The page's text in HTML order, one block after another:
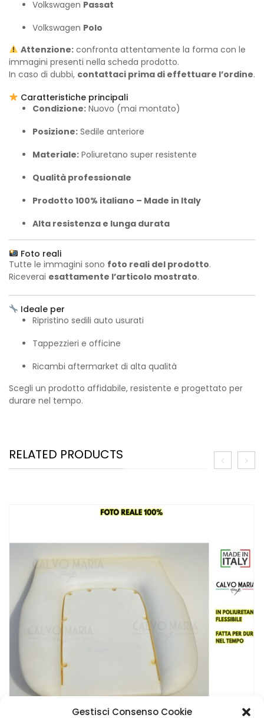
Gestisci Consenso Cookie
Volkswagen Passat
Volkswagen Polo
Attenzione:confronta attentamente la forma con le
immagini presenti nella scheda prodotto.
In caso di dubbi, contattaci prima di effettuare l’ordine.
Caratteristiche principali
Condizione: Nuovo (mai montato)
Posizione: Sedile anteriore
Materiale: Poliuretano super resistente
Qualità professionale
Prodotto 100% italiano – Made in Italy
Alta resistenza e lunga durata
Foto reali
Tutte le immagini sono foto reali del prodotto.
Riceverai esattamente l’articolo mostrato.
Ideale per
Ripristino sedili auto usurati
Tappezzieri e officine
Ricambi aftermarket di alta qualità
Scegli un prodotto affidabile, resistente e progettato per
durare nel tempo.
RELATED PRODUCTS